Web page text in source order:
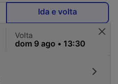
Ida e volta
Volta